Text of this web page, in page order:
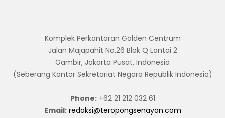
Komplek Perkantoran Golden Centrum
Jalan Majapahit No.26 Blok Q Lantai 2
Gambir, Jakarta Pusat, Indonesia
(Seberang Kantor Sekretariat Negara Republik Indonesia)
Phone:+62 21 212 032 61
Email: redaksi@teropongsenayan.com